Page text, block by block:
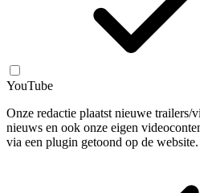
YouTube
Onze redactie plaatst nieuwe trailers/
nieuws en ook onze eigen
via een plugin getoond op de website.